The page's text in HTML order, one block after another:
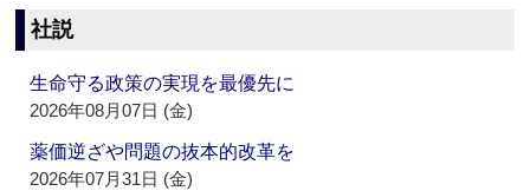
社説
生命守る政策の実現を最優先に
2026年08月07日 (金)
薬価逆ざや問題の抜本的改革を
2026年07月31日 (金)